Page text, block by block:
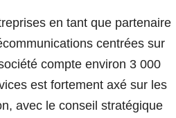
en tant que partenaire
centrées sur
compte environ 3 000
est fortement axé sur les
avec le conseil stratégique